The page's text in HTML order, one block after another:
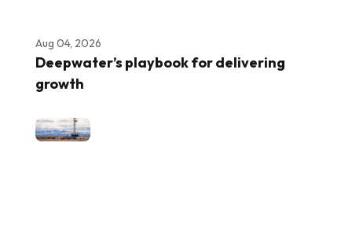
Aug 04, 2026
Deepwater’s playbook for delivering
growth